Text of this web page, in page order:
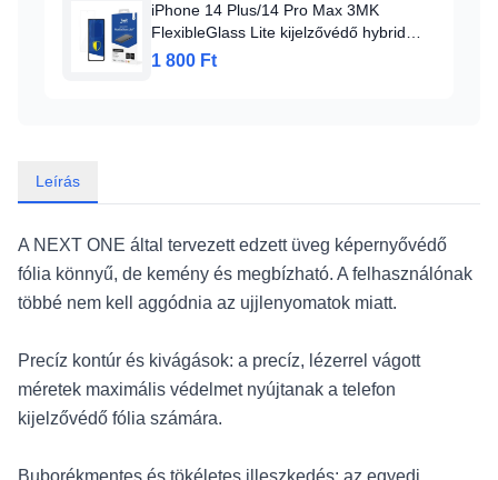
iPhone 14 Plus/14 Pro Max 3MK
FlexibleGlass Lite kijelzővédő hybrid
üvegfólia
1 800 Ft
Leírás
A NEXT ONE által tervezett edzett üveg képernyővédő
fólia könnyű, de kemény és megbízható. A felhasználónak
többé nem kell aggódnia az ujjlenyomatok miatt.
Precíz kontúr és kivágások: a precíz, lézerrel vágott
méretek maximális védelmet nyújtanak a telefon
kijelzővédő fólia számára.
Buborékmentes és tökéletes illeszkedés: az egyedi